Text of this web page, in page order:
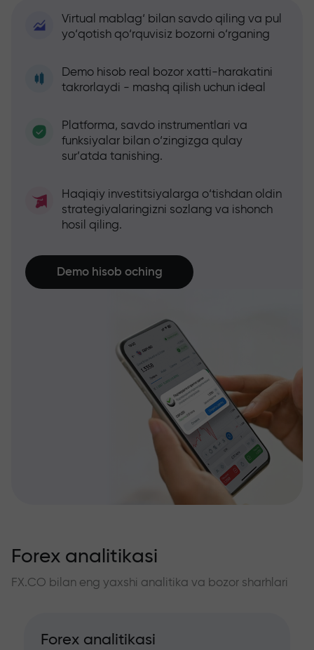
Virtual mablag‘ bilan savdo qiling va pul
yo‘qotish qo‘rquvisiz bozorni o‘rganing
Demo hisob real bozor xatti-harakatini
takrorlaydi - mashq qilish uchun ideal
Platforma, savdo instrumentlari va
funksiyalar bilan o‘zingizga qulay
sur’atda tanishing.
Haqiqiy investitsiyalarga o‘tishdan oldin
strategiyalaringizni sozlang va ishonch
hosil qiling.
Demo hisob oching
Forex analitikasi
FX.CO bilan eng yaxshi analitika va bozor sharhlari
Forex analitikasi